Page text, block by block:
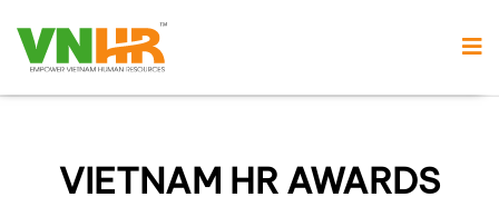
VIETNAM HR AWARDS